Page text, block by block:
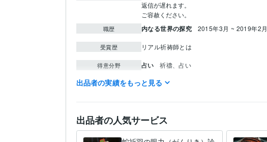
返信が遅れます。
ご容赦ください。
職歴 内なる世界の探究 2015年3月 ~ 2019年2月
受賞歴 リアル祈祷師とは
得意分野 占い 祈禱、占い
語学力 中国語 日常会話レベル
英語 日常会話レベル
出品者の実績をもっと見る
出品者の人気サービス